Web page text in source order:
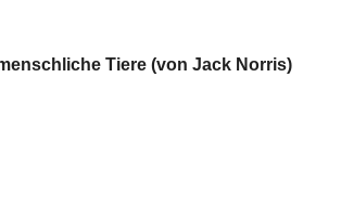
Tiere (von Jack Norris)